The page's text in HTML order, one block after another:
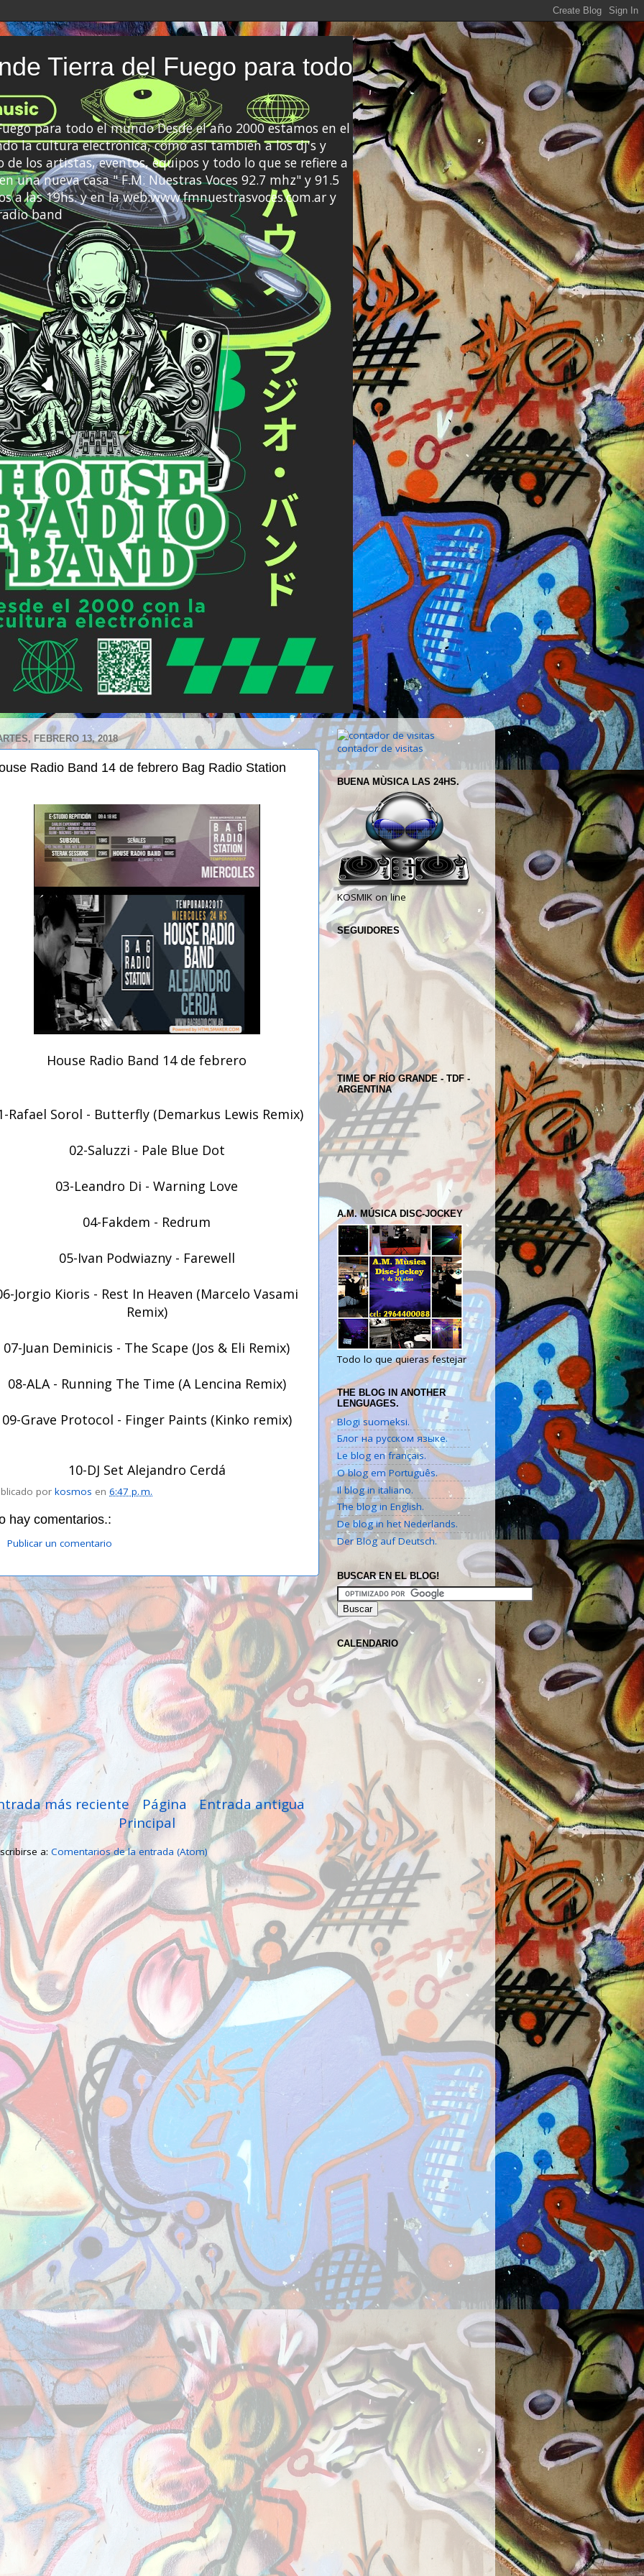
Tierra del Fuego para todo
para todo el mundo Desde el año 2000 estamos en el
la cultura electrónica, como así también a los dj's y
los artistas, eventos, equipos y todo lo que se refiere a
una nueva casa " F.M. Nuestras Voces 92.7 mhz" y 91.5
a las 19hs. y en la web:www.fmnuestrasvoces.com.ar y
band
FEBRERO 13, 2018
Radio Band 14 de febrero Bag Radio Station
House Radio Band 14 de febrero
Rafael Sorol - Butterfly (Demarkus Lewis Remix)
02-Saluzzi - Pale Blue Dot
03-Leandro Di - Warning Love
04-Fakdem - Redrum
05-Ivan Podwiazny - Farewell
Jorgio Kioris - Rest In Heaven (Marcelo Vasami
Remix)
07-Juan Deminicis - The Scape (Jos & Eli Remix)
08-ALA - Running The Time (A Lencina Remix)
09-Grave Protocol - Finger Paints (Kinko remix)
10-DJ Set Alejandro Cerdá
por kosmos en 6:47 p. m.
hay comentarios.:
Publicar un comentario
más reciente Entrada antigua
Página
Principal
a: Comentarios de la entrada (Atom)
contador de visitas
BUENA MÙSICA LAS 24HS.
KOSMIK on line
SEGUIDORES
TIME OF RÍO GRANDE - TDF -
ARGENTINA
A.M. MÚSICA DISC-JOCKEY
Todo lo que quieras festejar
THE BLOG IN ANOTHER
LENGUAGES.
Blogi suomeksi.
Блог на русском языке.
Le blog en français.
O blog em Português.
Il blog in italiano.
The blog in English.
De blog in het Nederlands.
Der Blog auf Deutsch.
BUSCAR EN EL BLOG!
CALENDARIO